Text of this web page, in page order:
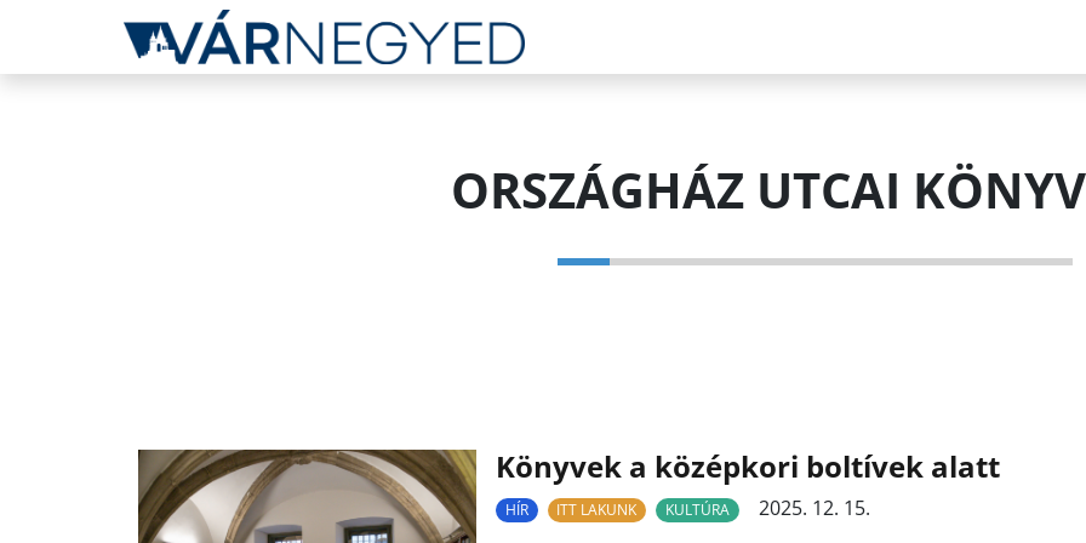
ORSZÁGHÁZ UTCAI
Könyvek a középkori boltívek alatt
HÍR ITT LAKUNK KULTÚRA 2025. 12. 15.